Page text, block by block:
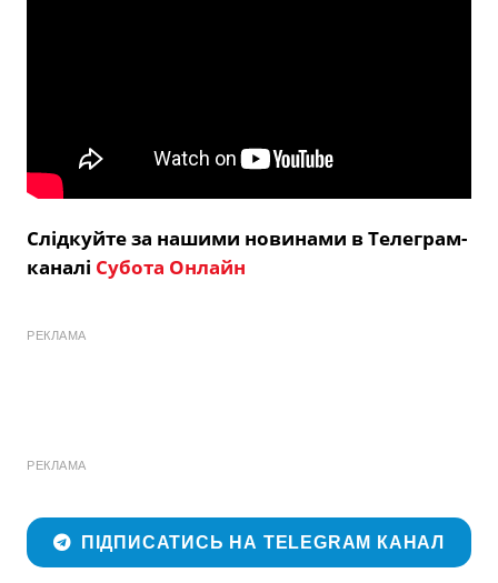
Слідкуйте за нашими новинами в Телеграм-
каналі Субота Онлайн
РЕКЛАМА
РЕКЛАМА
ПІДПИСАТИСЬ НА TELEGRAM КАНАЛ